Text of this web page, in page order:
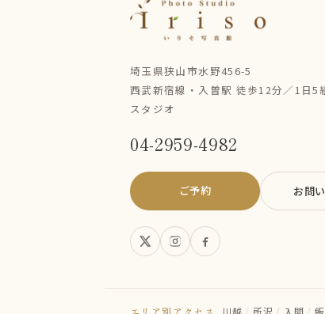
埼玉県狭山市水野456-5
西武新宿線・入曽駅 徒歩12分／1日5
スタジオ
04-2959-4982
ご予約 お問